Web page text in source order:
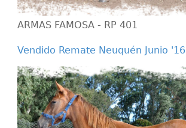
ARMAS FAMOSA - RP 401
Vendido Remate Neuquén Junio '16